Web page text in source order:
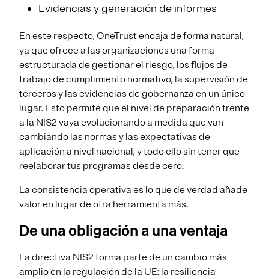
Evidencias y generación de informes
En este respecto, OneTrustencaja de forma natural,
ya que ofrece a las organizaciones una forma
estructurada de gestionar el riesgo, los flujos de
trabajo de cumplimiento normativo, la supervisión de
terceros y las evidencias de gobernanza en un único
lugar. Esto permite que el nivel de preparación frente
a la NIS2 vaya evolucionando a medida que van
cambiando las normas y las expectativas de
aplicación a nivel nacional, y todo ello sin tener que
reelaborar tus programas desde cero.
La consistencia operativa es lo que de verdad añade
valor en lugar de otra herramienta más.
De una obligación a una ventaja
La directiva NIS2 forma parte de un cambio más
amplio en la regulación de la UE: la resiliencia